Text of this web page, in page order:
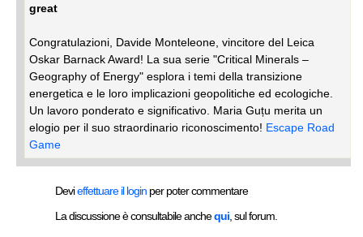
great
Congratulazioni, Davide Monteleone, vincitore del Leica
Oskar Barnack Award! La sua serie "Critical Minerals –
Geography of Energy" esplora i temi della transizione
energetica e le loro implicazioni geopolitiche ed ecologiche.
Un lavoro ponderato e significativo. Maria Guțu merita un
elogio per il suo straordinario riconoscimento! Escape Road
Game
Devieffettuare il login per poter commentare
La discussione è consultabile anchequi , sul forum.